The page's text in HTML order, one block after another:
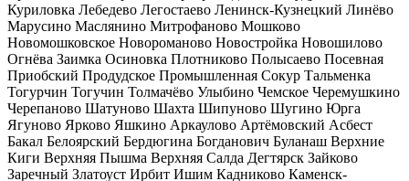
Куриловка Лебедево Легостаево Ленинск-Кузнецкий Линёво
Марусино Маслянино Митрофаново Мошково
Новомошковское Новороманово Новостройка Новошилово
Огнёва Заимка Осиновка Плотниково Полысаево Посевная
Приобский Продудское Промышленная Сокур Тальменка
Тогурчин Тогучин Толмачёво Улыбино Чемское Черемушкино
Черепаново Шатуново Шахта Шипуново Шугино Юрга
Ягуново Ярково Яшкино Аркаулово Артёмовский Асбест
Бакал Белоярский Бердюгина Богданович Буланаш Верхние
Киги Верхняя Пышма Верхняя Салда Дегтярск Зайково
Заречный Златоуст Ирбит Ишим Кадниково Каменск-